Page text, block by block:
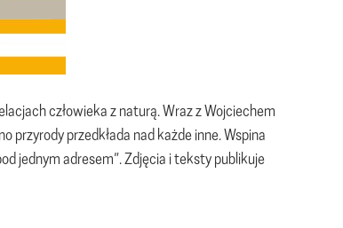
człowieka z naturą. Wraz z Wojciechem
przedkłada nad każde inne. Wspina
jednym adresem”. Zdjęcia i teksty publikuje